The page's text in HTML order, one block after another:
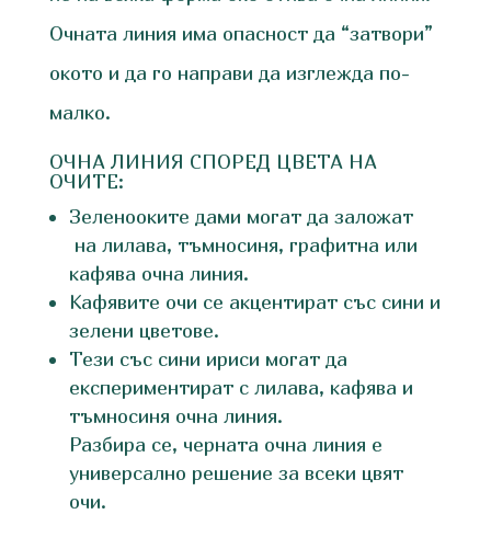
Очната линия има опасност да “затвори”
окото и да го направи да изглежда по-
малко.
ОЧНА ЛИНИЯ СПОРЕД ЦВЕТА НА
ОЧИТЕ:
Зеленооките дами могат да заложат
на лилава, тъмносиня, графитна или
кафява очна линия.
Кафявите очи се акцентират със сини и
зелени цветове.
Тези със сини ириси могат да
експериментират с лилава, кафява и
тъмносиня очна линия.
Разбира се, черната очна линия е
универсално решение за всеки цвят
очи.